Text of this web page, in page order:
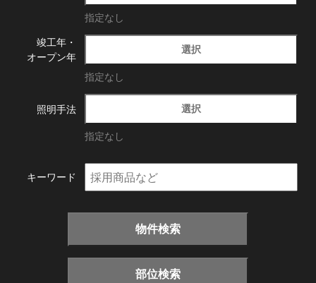
指定なし
竣工年・
オープン年
選択
指定なし
照明手法 選択
指定なし
キーワード
物件検索
部位検索